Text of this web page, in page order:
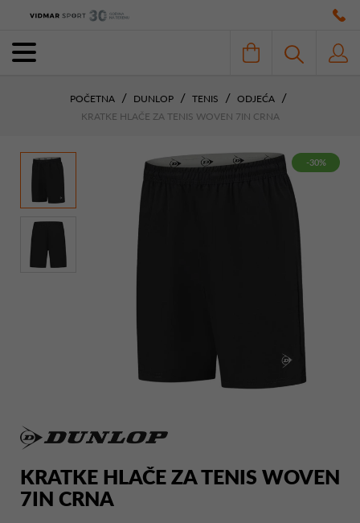
POČETNA DUNLOP TENIS
ODJEĆA
KRATKE HLAČE ZA TENIS WOVEN 7IN CRNA
-30%
KRATKE HLAČE ZA TENIS WOVEN
7IN CRNA